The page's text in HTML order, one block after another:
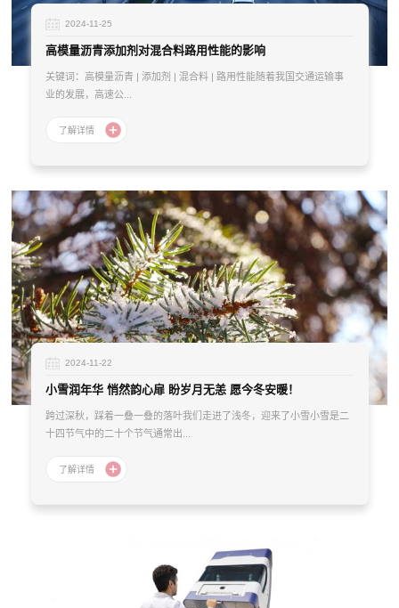
2024-11-25
高模量沥青添加剂对混合料路用性能的影响
关键词：高模量沥青 | 添加剂 | 混合料 | 路用性能随着我国交通运输事
业的发展，高速公...
2024-11-22
小雪润年华 悄然韵心扉 盼岁月无恙 愿今冬安暖！
跨过深秋，踩着一叠一叠的落叶我们走进了浅冬，迎来了小雪小雪是二
十四节气中的二十个节气通常出...